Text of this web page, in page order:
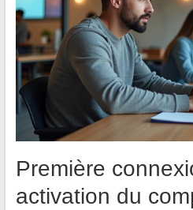
Première
activation du